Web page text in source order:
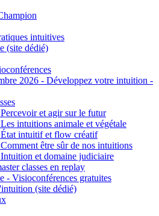
intuitives
(site dédié)
2026 - Développez votre intuition -
et agir sur le futur
intuitions animale et végétale
intuitif et flow créatif
être sûr de nos intuitions
et domaine judiciaire
classes en replay
- Visioconférences gratuites
(site dédié)